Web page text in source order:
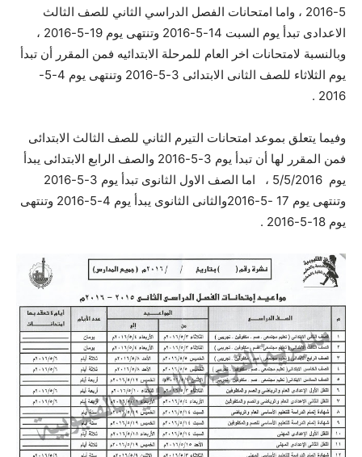
5-2016 ، واما امتحانات الفصل الدراسي الثاني للصف الثالث
الاعدادى تبدأ يوم السبت 14-5-2016 وتنتهى يوم 19-5-2016 ،
وبالنسبة لامتحانات اخر العام للمرحلة الابتدائيه فمن المقرر أن تبدأ
يوم الثلاثاء للصف الثانى الابتدائى 3-5-2016 وتنتهى يوم 4-5-
2016 .
وفيما يتعلق بموعد امتحانات التيرم الثاني للصف الثالث الابتدائى
فمن المقرر لها أن تبدأ يوم 3-5-2016 والصف الرابع الابتدائى يبدأ
يوم 5/5/2016 ، اما الصف الاول الثانوى تبدأ يوم 3-5-2016
وتنتهى يوم 17 -5-2016والثانى الثانوى يبدأ يوم 4-5-2016 وتنتهى
يوم 18-5-2016 .